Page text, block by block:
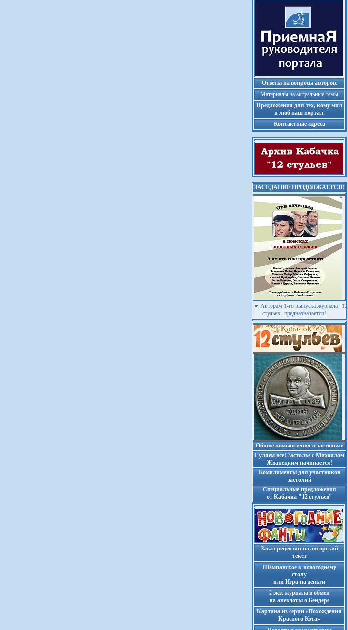
Ответы на вопросы авторов.
Материалы на актуальные темы
Предложения для тех, кому мил
и люб наш портал.
Контактные адреса
ЗАСЕДАНИЕ ПРОДОЛЖАЕТСЯ!
Авторам 1-го выпуска журнала "12
стульев" предназначается!
Общие помышления о застольях
Гуляем все! Застолье с Михаилом
Жванецким начинается!
Комплименты для участников
застолий
Cпециальные предложения
от Кабачка "12 стульев"
Заказ рецензии на авторский
текст
Шампанское к новогоднему
столу
или Игра на деньги
2 экз. журнала в обмен
на анекдоты о Бендере
Картина из серии «Похождения
Красного Кота»